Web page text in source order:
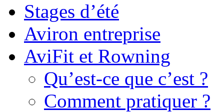
Stages d’été
Aviron entreprise
AviFit et Rowning
Qu’est-ce que c’est ?
Comment pratiquer ?